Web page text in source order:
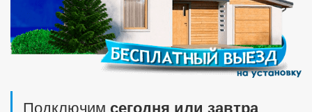
Подключим сегодня или завтра